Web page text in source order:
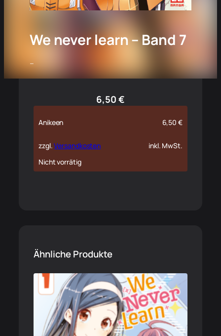
We never learn – Band 7
–
6,50€
Anikeen 6,50€
zzgl.Versandkosten
inkl. MwSt.
Nicht vorrätig
Ähnliche Produkte